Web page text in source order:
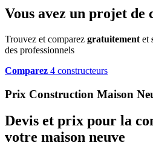
Vous avez un projet de
Trouvez et comparez gratuitement et
des professionnels
Comparez 4 constructeurs
Prix Construction Maison
Devis et prix pour la
votre maison neuve